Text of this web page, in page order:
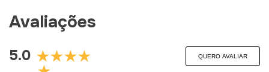
Avaliações
5.0 QUERO AVALIAR